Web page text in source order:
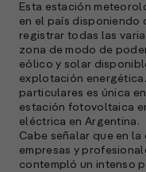
Esta estación
en el país disponiendo
registrar todas las
zona de modo de
eólico y solar
explotación
particulares es única
estación fotovoltaica
eléctrica en Argentina.
Cabe señalar que en
empresas y
contempló un intenso